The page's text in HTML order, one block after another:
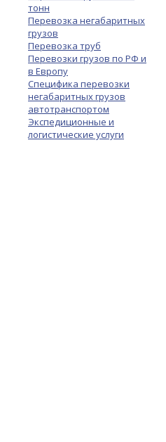
тонн
Перевозка негабаритных
грузов
Перевозка труб
Перевозки грузов по РФ и
в Европу
Специфика перевозки
негабаритных грузов
автотранспортом
Экспедиционные и
логистические услуги